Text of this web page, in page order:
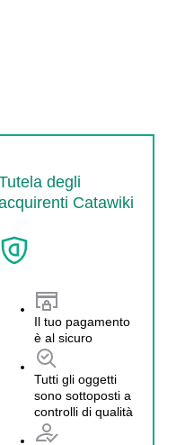
degli
Catawiki
Il tuo pagamento
è al sicuro
Tutti gli oggetti
sono sottoposti a
controlli di qualità